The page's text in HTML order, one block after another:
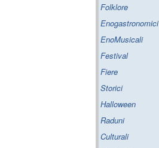
Folklore
Enogastronomici
EnoMusicali
Festival
Fiere
Storici
Halloween
Raduni
Culturali